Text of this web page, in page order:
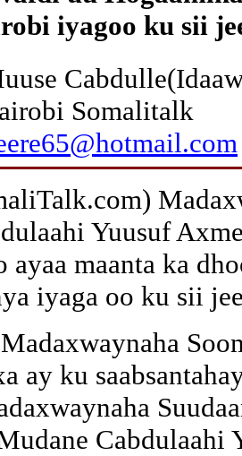
iyagoo ku sii
Somalitalk
Yuusuf
ayaa maanta ka
iyaga oo ku sii
ay ku
Cabdulaahi